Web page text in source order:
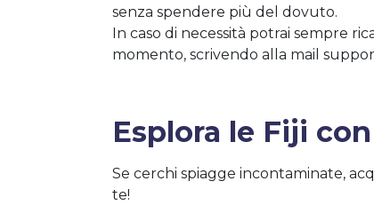
senza spendere più del dovuto.
In caso di necessità potrai sempre
momento, scrivendo alla mail
Esplora le Fiji
Se cerchi spiagge incontaminate,
te!